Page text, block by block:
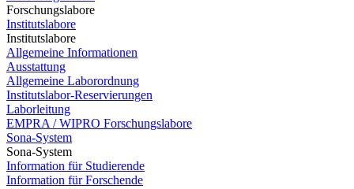
Forschungslabore
Institutslabore
Institutslabore
Allgemeine Informationen
Ausstattung
Allgemeine Laborordnung
Institutslabor-Reservierungen
Laborleitung
EMPRA / WIPRO Forschungslabore
Sona-System
Sona-System
Information für Studierende
Information für Forschende